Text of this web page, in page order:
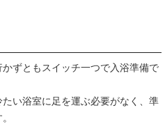
ずともスイッチ一つで入浴準備で
い浴室に足を運ぶ必要がなく、準